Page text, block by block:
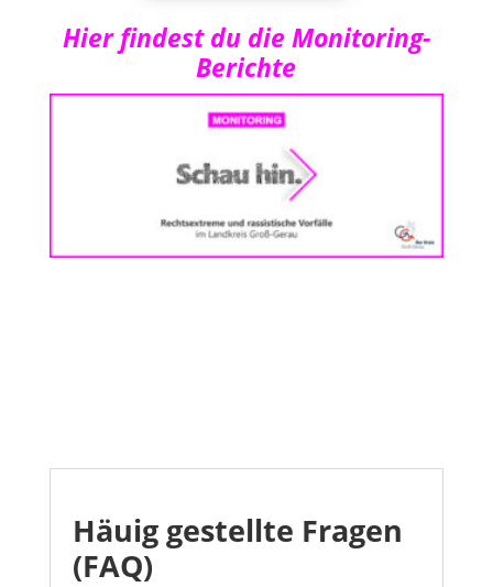
Hier findest du die Monitoring-
Berichte
Häuig gestellte Fragen
(FAQ)